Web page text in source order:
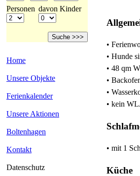
•
• Hunde
• 48 qm
•
•
• kein
• mit 1
Küche
Personen davon Kinder
Home
Unsere Objekte
Ferienkalender
Unsere Aktionen
Boltenhagen
Kontakt
Datenschutz